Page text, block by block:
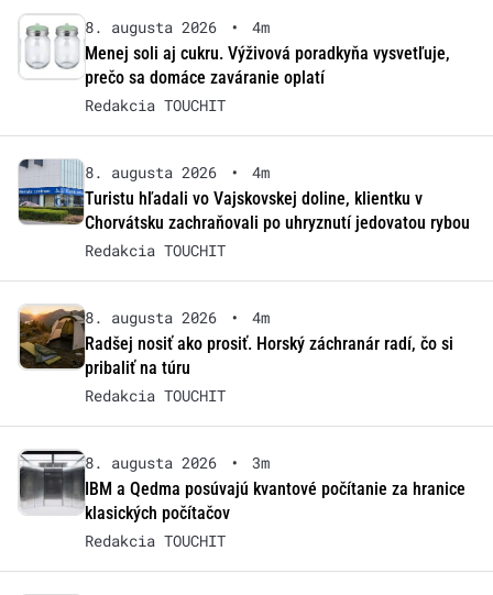
8. augusta 2026 •
4m
Menej soli aj cukru. Výživová poradkyňa vysvetľuje,
prečo sa domáce zaváranie oplatí
Redakcia TOUCHIT
8. augusta 2026 •
4m
Turistu hľadali vo Vajskovskej doline, klientku v
Chorvátsku zachraňovali po uhryznutí jedovatou rybou
Redakcia TOUCHIT
8. augusta 2026 •
4m
Radšej nosiť ako prosiť. Horský záchranár radí, čo si
pribaliť na túru
Redakcia TOUCHIT
8. augusta 2026 •
3m
IBM a Qedma posúvajú kvantové počítanie za hranice
klasických počítačov
Redakcia TOUCHIT